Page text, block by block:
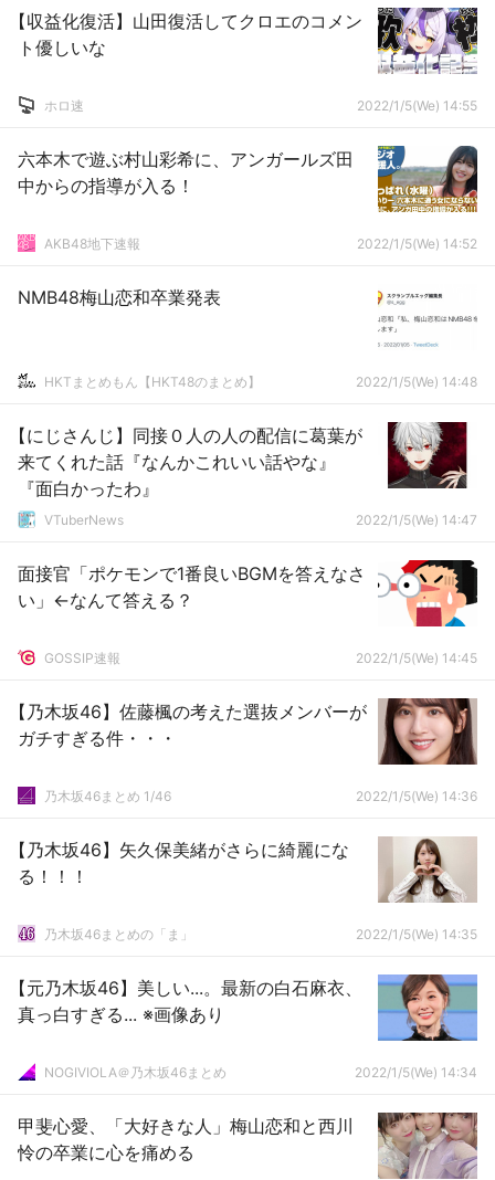
【収益化復活】山田復活してクロエのコメン
ト優しいな
ホロ速 2022/1/5(We) 14:55
六本木で遊ぶ村山彩希に、アンガールズ田
中からの指導が入る！
AKB48地下速報 2022/1/5(We) 14:52
NMB48梅山恋和卒業発表
HKTまとめもん【HKT48のまとめ】 2022/1/5(We) 14:48
【にじさんじ】同接０人の人の配信に葛葉が
来てくれた話『なんかこれいい話やな』
『面白かったわ』
VTuberNews 2022/1/5(We) 14:47
面接官「ポケモンで1番良いBGMを答えなさ
い」←なんて答える？
GOSSIP速報 2022/1/5(We) 14:45
【乃木坂46】佐藤楓の考えた選抜メンバーが
ガチすぎる件・・・
乃木坂46まとめ 1/46 2022/1/5(We) 14:36
【乃木坂46】矢久保美緒がさらに綺麗にな
る！！！
乃木坂46まとめの「ま」 2022/1/5(We) 14:35
【元乃木坂46】美しい...。最新の白石麻衣、
真っ白すぎる... ※画像あり
NOGIVIOLA＠乃木坂46まとめ 2022/1/5(We) 14:34
甲斐心愛、「大好きな人」梅山恋和と西川
怜の卒業に心を痛める